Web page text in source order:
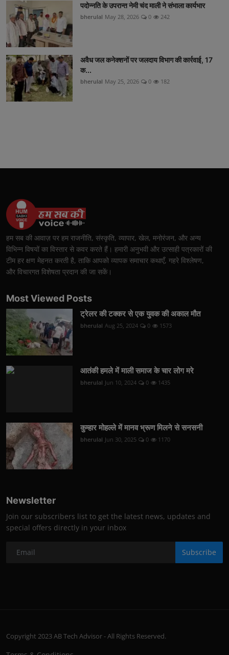
पदोन्नति के उपरान्त नेमी चंद माली ने संभाला कार्यभार
bherulal May 28, 2026 0 242
अवैध जल कनेक्शनों पर जलदाय विभाग की कार्रवाई, 17
क...
bherulal May 25, 2026 0 182
हम सब की आवाज़ पर हम राजनीति, संस्कृति, व्यापार, खेल, मनोरंजन, और अन्य
विभिन्न विषयों का विस्तार से कवर करते हैं। हमारी अनुभवी और उत्साही पत्रकारों की
टीम हर क्षण मेहनत करती है, ताकि आपको व्यापक समाचार कथाएँ, गहरे विश्लेषण,
और विचारगत विशेषता प्रदान की जा सकें।
Most Viewed Posts
ट्रेलर की टक्कर से एक युवक की अकाल मौत
bherulal Aug 25, 2024 0 1573
आतंकी हमले में माली समाज के चार लोग मरे
bherulal Jun 10, 2024 0 1435
कुम्हार मोहल्ले में मानव भ्रूण मिलने से सनसनी
bherulal Jun 30, 2025 0 1170
Newsletter
Join our subscribers list to get the latest news, updates and
special offers directly in your inbox
Subscribe
Copyright 2023 AB Tech Advisor - All Rights Reserved.